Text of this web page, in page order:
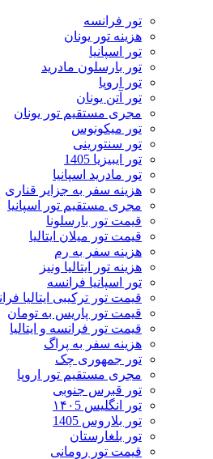
تور فرانسه
هزینه تور یونان
تور اسپانیا
تور بارسلون مادرید
تور اروپا
تور آتن یونان
مجری مستقیم تور یونان
تور میکونوس
تور سنتورینی
تور ایبیزیا 1405
تور مادرید اسپانیا
هزینه سفر به جزایر قناری
مجری مستقیم تور اسپانیا
قیمت تور بارسلونا
قیمت تور میلان ایتالیا
هزینه سفر به رم
هزینه تور ایتالیا ونیز
تور اسپانیا فرانسه
قیمت تور ترکیبی ایتالیا
قیمت تور پاریس به تومان
قیمت تور فرانسه و ایتالیا
هزینه سفر به پراگ
تور جمهوری چک
مجری مستقیم تور اروپا
تور قبرس جنوبی
تور انگلیس ۱۴۰5
تور بلاروس 1405
تور بلغارستان
قیمت تور رومانی